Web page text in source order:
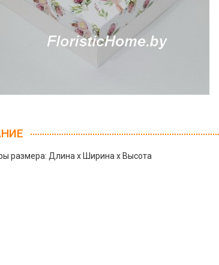
размера: Длина х Ширина х Высота